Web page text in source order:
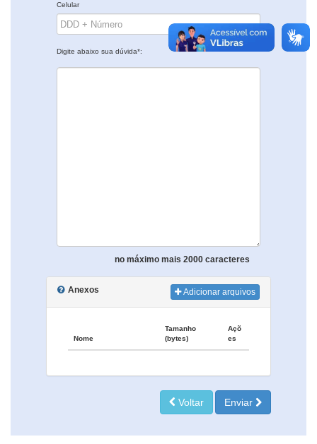
Celular
Digite abaixo sua dúvida*:
no máximo mais 2000 caracteres
Anexos Adicionar arquivos
Nome
Tamanho
(bytes)
Açõ
es
Voltar Enviar